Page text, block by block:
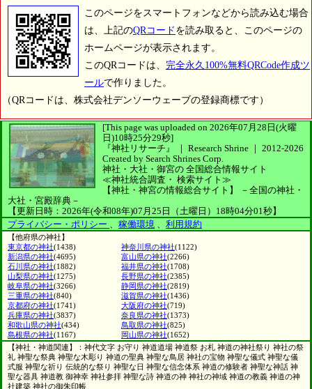
このページをスマートフォンなどから読み込む場合
は、上記のQRコード を読み取ると、このページの
ホームページが表示されます。
このQRコードは、 完全永久100%無料QRCode作成ツ
ールで作りました。
（QRコードは、株式会社デンソーウェーブの登録商標です）
[This page was uploaded on 2026年07月28日(火曜
日)10時25分29秒]
『神社リサーチ』 ｜ Research Shrine ｜ 2012-2026
Created by Search Shrines Corp.
神社・大社・御宮の 全国総合情報サイト
≪神社統合調査・ 検索サイト≫
【神社・神宮の情報総合サイト】
－全国の神社・
大社・宮殿辞典－
【更新日時：2026年(令和08年)07月25日（土曜日）18時04分01秒】
プライバシー・ポリシー
稼働環境 利用規約
【他府県の神社】
東京都の神社(1438) 神奈川県の神社(1122)
新潟県の神社(4695) 富山県の神社(2266)
石川県の神社(1882) 福井県の神社(1708)
山梨県の神社(1275) 長野県の神社(2385)
岐阜県の神社(3266) 静岡県の神社(2819)
三重県の神社(840) 滋賀県の神社(1436)
京都府の神社(1741) 大阪府の神社(719)
兵庫県の神社(3837) 奈良県の神社(1373)
和歌山県の神社(434) 鳥取県の神社(825)
島根県の神社(1167) 岡山県の神社(1652)
【神社・神道関連】：神代文字 お守り 神道道場 神道祭 お札 神道の神社祭り 神社の祭
礼 神聖な祭典 神聖な木彫り 神道の聖典 神聖な鳥居 神社の宝物 神聖な儀式 神聖な儀
式服 神聖な祈り 伝統的な祭り 神聖な日 神聖な信念体系 神道の修験者 神聖な神話 神
聖な器具 神道教 御神幸 神社参拝 神聖な詩 神道の神 神社の神域 神道の教義 神道の神
社建築 神社の御朱印帳